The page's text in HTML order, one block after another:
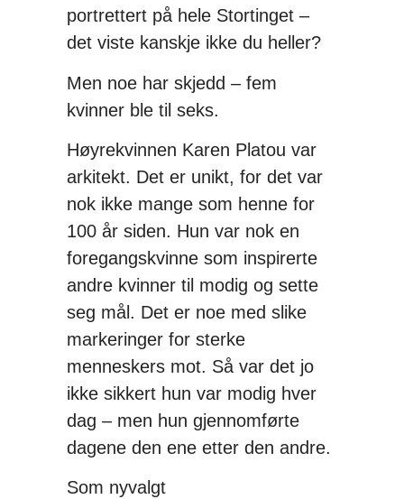
portrettert på hele Stortinget –
det viste kanskje ikke du heller?
Men noe har skjedd – fem
kvinner ble til seks.
Høyrekvinnen Karen Platou var
arkitekt. Det er unikt, for det var
nok ikke mange som henne for
100 år siden. Hun var nok en
foregangskvinne som inspirerte
andre kvinner til modig og sette
seg mål. Det er noe med slike
markeringer for sterke
menneskers mot. Så var det jo
ikke sikkert hun var modig hver
dag – men hun gjennomførte
dagene den ene etter den andre.
Som nyvalgt